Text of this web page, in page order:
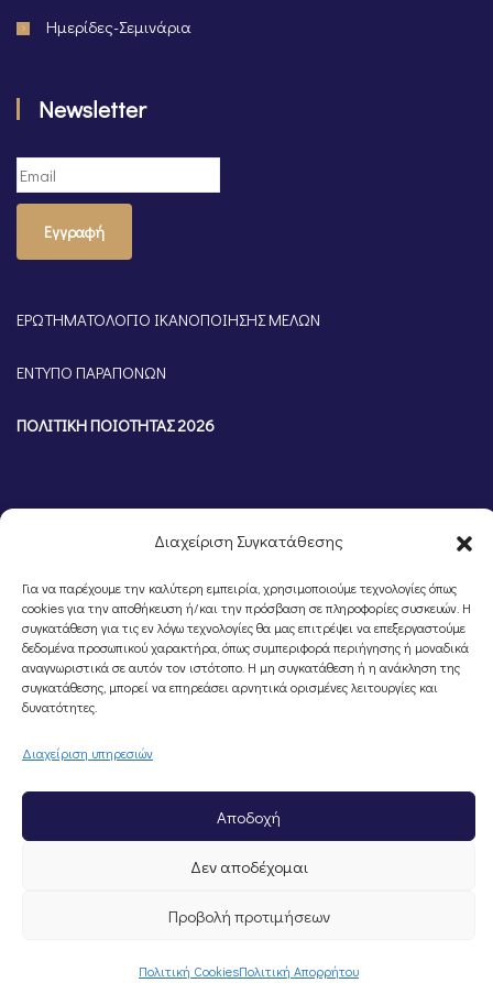
Διαχείριση Συγκατάθεσης
Για να παρέχουμε την καλύτερη εμπειρία, χρησιμοποιούμε τεχνολογίες όπως
cookies για την αποθήκευση ή/και την πρόσβαση σε πληροφορίες συσκευών. Η
συγκατάθεση για τις εν λόγω τεχνολογίες θα μας επιτρέψει να επεξεργαστούμε
δεδομένα προσωπικού χαρακτήρα, όπως συμπεριφορά περιήγησης ή μοναδικά
αναγνωριστικά σε αυτόν τον ιστότοπο. Η μη συγκατάθεση ή η ανάκληση της
συγκατάθεσης, μπορεί να επηρεάσει αρνητικά ορισμένες λειτουργίες και
δυνατότητες.
Διαχείριση υπηρεσιών
Αποδοχή
Δεν αποδέχομαι
Προβολή προτιμήσεων
Πολιτική CookiesΠολιτική Απορρήτου
Ημερίδες-Σεμινάρια
Newsletter
Εγγραφή
ΕΡΩΤΗΜΑΤΟΛΟΓΙΟ ΙΚΑΝΟΠΟΙΗΣΗΣ ΜΕΛΩΝ
ΕΝΤΥΠΟ ΠΑΡΑΠΟΝΩΝ
ΠΟΛΙΤΙΚΗ ΠΟΙΟΤΗΤΑΣ 2026
©Portal Επιμελητηρίου Ημαθίας, Powered byKnowledge A.E.